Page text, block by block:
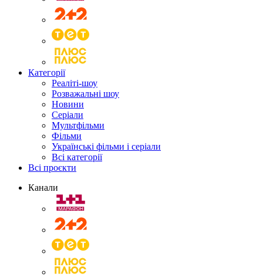
Категорії
Реаліті-шоу
Розважальні шоу
Новини
Серіали
Мультфільми
Фільми
Українські фільми і серіали
Всі категорії
Всі проєкти
Канали